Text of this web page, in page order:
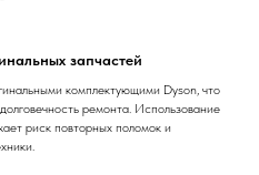
запчастей
комплектующими Dyson, что
ремонта. Использование
риск повторных поломок и